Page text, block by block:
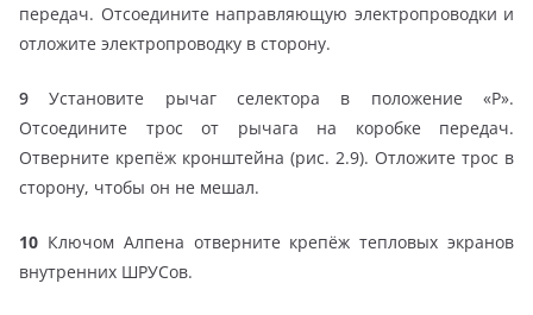
передач. Отсоедините направляющую электропроводки и
отложите электропроводку в сторону.
9Установите рычаг селектора в положение «Р».
Отсоедините трос от рычага на коробке передач.
Отверните крепёж кронштейна (рис. 2.9). Отложите трос в
сторону, чтобы он не мешал.
10 Ключом Алпена отверните крепёж тепловых экранов
внутренних ШРУСов.